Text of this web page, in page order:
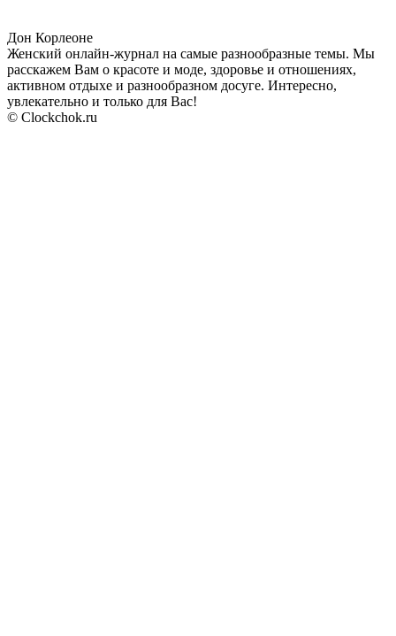
Дон Корлеоне
Женский онлайн-журнал на самые разнообразные темы. Мы
расскажем Вам о красоте и моде, здоровье и отношениях,
активном отдыхе и разнообразном досуге. Интересно,
увлекательно и только для Вас!
© Clockchok.ru